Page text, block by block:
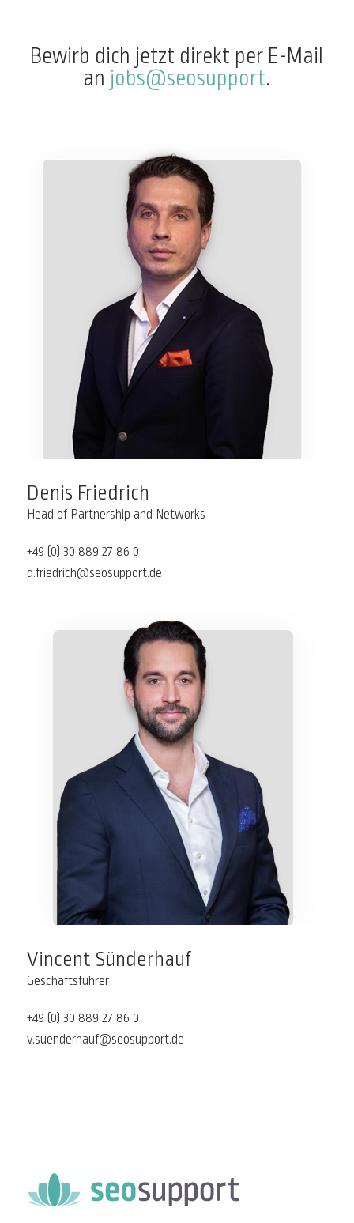
Bewirb dich jetzt direkt per E-Mail
an jobs@seosupport.
Denis Friedrich
Head of Partnership and Networks
+49 (0) 30 889 27 86 0
d.friedrich@seosupport.de
Vincent Sünderhauf
Geschäftsführer
+49 (0) 30 889 27 86 0
v.suenderhauf@seosupport.de